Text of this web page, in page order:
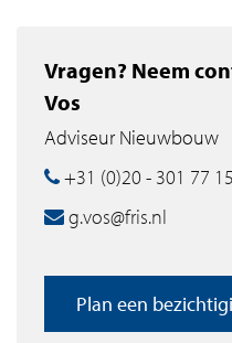
– Badkamer met
– Apart toilet
– Privé balkon
De 176
een prachtig uitzicht over
Vragen? Neem
Vos
Adviseur Nieuwbouw
+31 (0)20 - 301 77 15
g.vos@fris.nl
Plan een